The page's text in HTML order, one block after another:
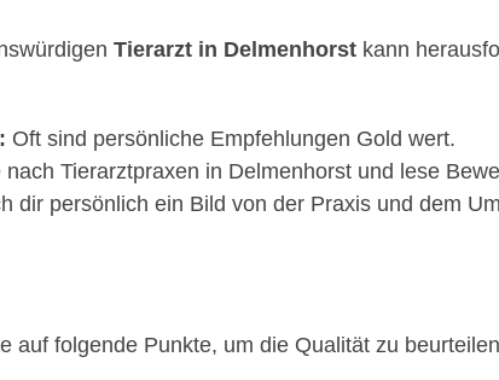
Tierarzt in Delmenhorst kann
Oft sind persönliche Empfehlungen Gold wert.
nach Tierarztpraxen in Delmenhorst und lese
dir persönlich ein Bild von der Praxis und dem
auf folgende Punkte, um die Qualität zu